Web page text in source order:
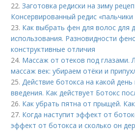
22.Заготовка редиски на зиму
Консервированный редис
23. Как выбрать фен для волос для
использования. Разновидности
конструктивные отличия
24. Массаж от отеков под глазами.
массаж век: убираем отёки и
25.Действие ботокса на какой день
введения. Как действует Ботокс
26. Как убрать пятна от прыщей.
27. Когда наступит эффект от
эффект от ботокса и сколько он